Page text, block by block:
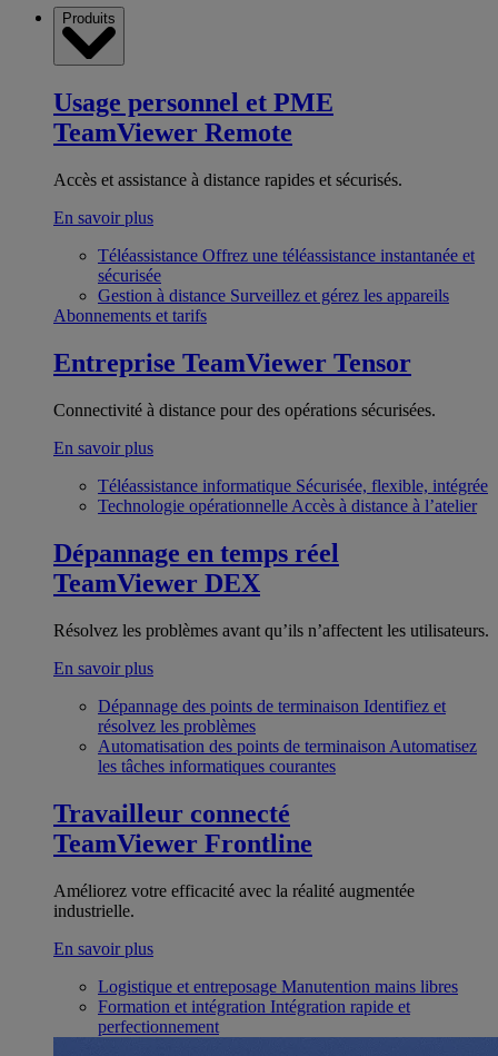
Produits
Usage personnel et PME
TeamViewer Remote
Accès et assistance à distance rapides et sécurisés.
En savoir plus
Téléassistance Offrez une téléassistance instantanée et
sécurisée
Gestion à distance Surveillez et gérez les appareils
Abonnements et tarifs
Entreprise TeamViewer Tensor
Connectivité à distance pour des opérations sécurisées.
En savoir plus
Téléassistance informatique Sécurisée, flexible, intégrée
Technologie opérationnelle Accès à distance à l’atelier
Dépannage en temps réel
TeamViewer DEX
Résolvez les problèmes avant qu’ils n’affectent les utilisateurs.
En savoir plus
Dépannage des points de terminaison Identifiez et
résolvez les problèmes
Automatisation des points de terminaison Automatisez
les tâches informatiques courantes
Travailleur connecté
TeamViewer Frontline
Améliorez votre efficacité avec la réalité augmentée
industrielle.
En savoir plus
Logistique et entreposage Manutention mains libres
Formation et intégration Intégration rapide et
perfectionnement